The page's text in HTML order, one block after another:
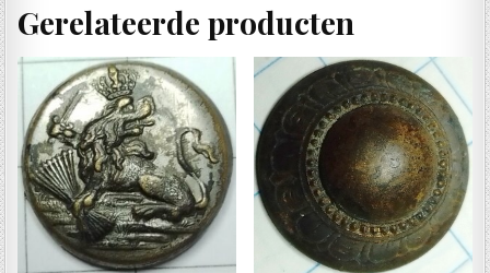
Gerelateerde producten